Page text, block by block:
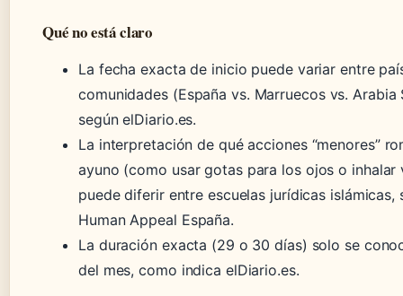
Qué no está claro
La fecha exacta de inicio puede variar entre
comunidades (España vs. Marruecos vs. Arabia
según elDiario.es.
La interpretación de qué acciones “menores”
ayuno (como usar gotas para los ojos o inhalar
puede diferir entre escuelas jurídicas islámicas,
Human Appeal España.
La duración exacta (29 o 30 días) solo se
del mes, como indica elDiario.es.